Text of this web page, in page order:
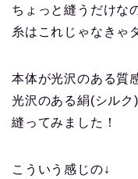
ちょっと縫うだけな
糸はこれじゃなきゃ
本体が光沢のある質
光沢のある絹(シルク
縫ってみました！
こういう感じの↓